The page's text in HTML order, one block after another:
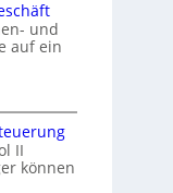
und
auf ein
II
können